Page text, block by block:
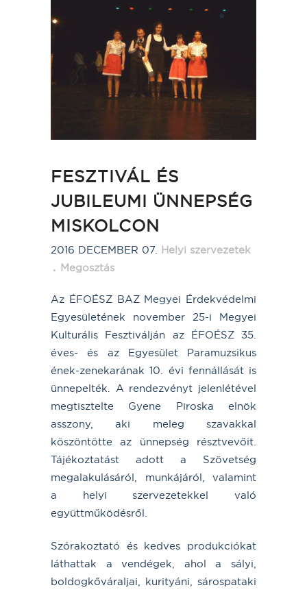
FESZTIVÁL ÉS
JUBILEUMI ÜNNEPSÉG
MISKOLCON
2016 DECEMBER 07. Helyi szervezetek
Megosztás
Az ÉFOÉSZ BAZ Megyei Érdekvédelmi
Egyesületének november 25-i Megyei
Kulturális Fesztiválján az ÉFOÉSZ 35.
éves- és az Egyesület Paramuzsikus
ének-zenekarának 10. évi fennállását is
ünnepelték. A rendezvényt jelenlétével
megtisztelte Gyene Piroska elnök
asszony, aki meleg szavakkal
köszöntötte az ünnepség résztvevőit.
Tájékoztatást adott a Szövetség
megalakulásáról, munkájáról, valamint
a helyi szervezetekkel való
együttműködésről.
Szórakoztató és kedves produkciókat
láthattak a vendégek, ahol a sályi,
boldogkőváraljai, kurityáni, sárospataki